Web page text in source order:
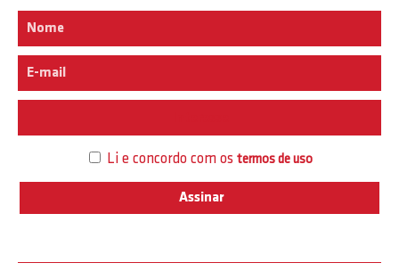
Li e concordo com os termos de uso